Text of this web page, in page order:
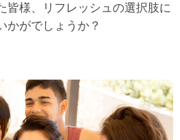
皆様、リフレッシュの選択肢に
かがでしょうか？